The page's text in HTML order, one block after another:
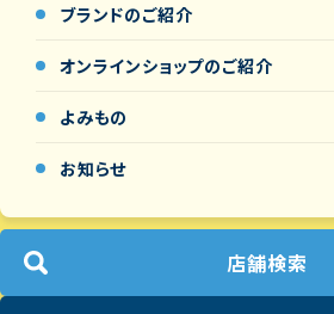
ブランドのご紹介
オンラインショップのご紹介
よみもの
お知らせ
店舗検索